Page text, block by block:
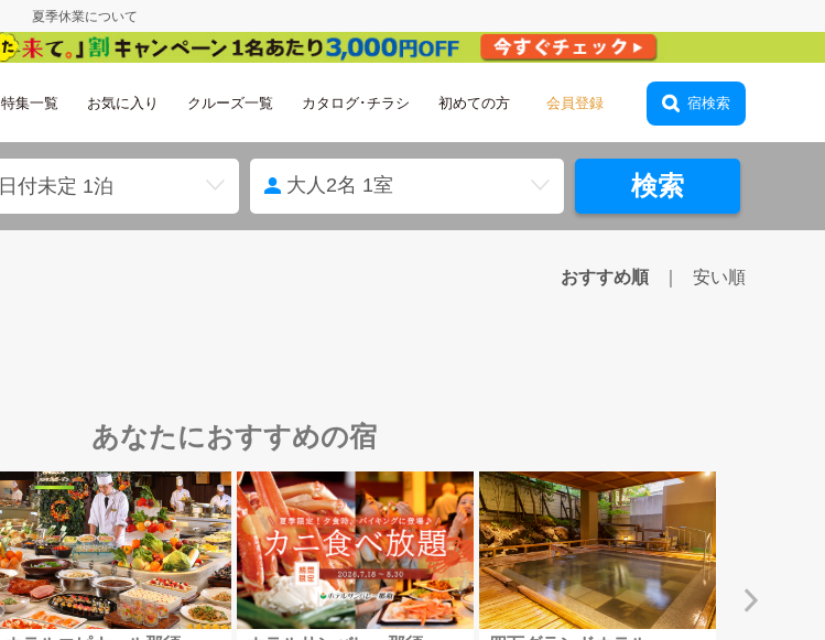
夏季休業について
特集一覧 お気に入り クルーズ一覧 カタログ･チラシ 初めての方 会員登録 宿検索
大人2名 1室 検索
おすすめ順 安い順
あなたにおすすめの宿